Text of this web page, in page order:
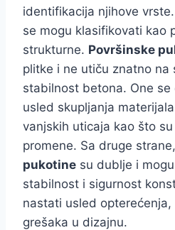
identifikacija njihove
se mogu klasifikovati kao
strukturne. Površinske
plitke i ne utiču znatno na
stabilnost betona. One se
usled skupljanja
vanjskih uticaja kao što
promene. Sa druge strane,
pukotine su dublje i
stabilnost i sigurnost
nastati usled
grešaka u dizajnu.